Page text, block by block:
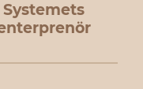
Systemets